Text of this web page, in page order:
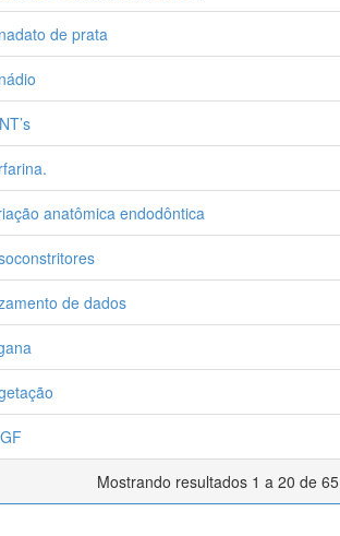
de prata
anatômica endodôntica
de dados
Mostrando resultados 1 a 20 de 65